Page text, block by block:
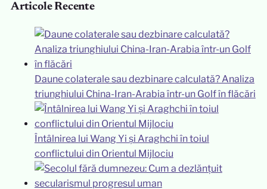
Articole Recente
Daune colaterale sau dezbinare calculată? Analiza
triunghiului China-Iran-Arabia într-un Golf în flăcări
Întâlnirea lui Wang Yi și Araghchi în toiul
conflictului din Orientul Mijlociu